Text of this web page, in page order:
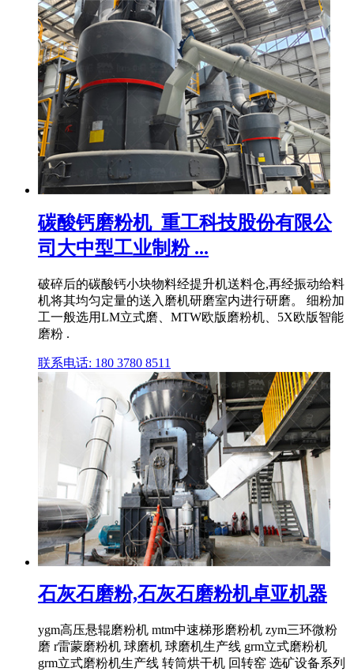
碳酸钙磨粉机_重工科技股份有限公
司大中型工业制粉 ...
破碎后的碳酸钙小块物料经提升机送料仓,再经振动给料
机将其均匀定量的送入磨机研磨室内进行研磨。 细粉加
工一般选用LM立式磨、MTW欧版磨粉机、5X欧版智能
磨粉 .
联系电话: 180 3780 8511
石灰石磨粉,石灰石磨粉机卓亚机器
ygm高压悬辊磨粉机 mtm中速梯形磨粉机 zym三环微粉
磨 r雷蒙磨粉机 球磨机 球磨机生产线 grm立式磨粉机
grm立式磨粉机生产线 转筒烘干机 回转窑 选矿设备系列